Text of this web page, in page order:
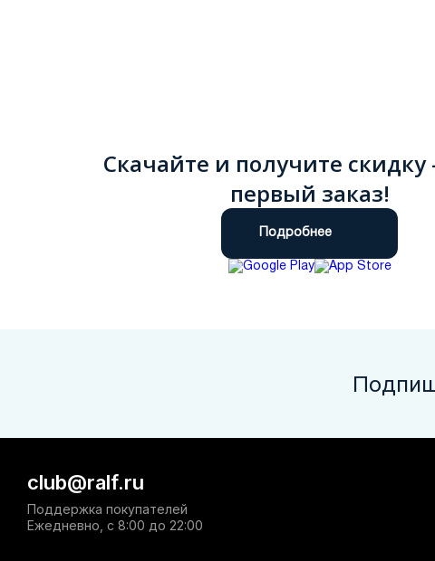
Скачайте и получите скидку
первый заказ!
Подробнее
club@ralf.ru
Поддержка покупателей
Ежедневно, с 8:00 до 22:00